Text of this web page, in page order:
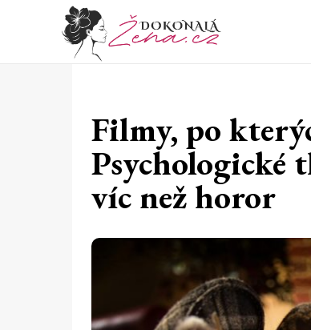
Filmy, po
víc než horor